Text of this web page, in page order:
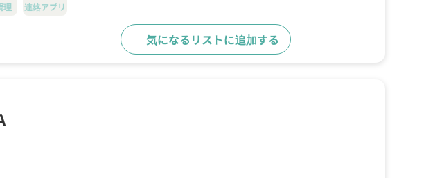
理 連絡アプリ
気になるリストに追加する